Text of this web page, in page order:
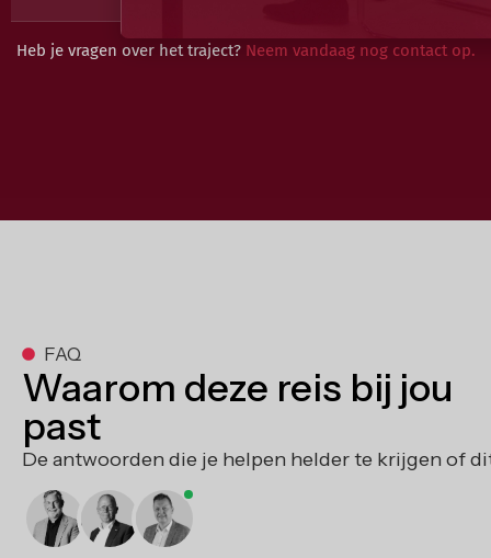
Heb je vragen over het traject? Neem vandaag nog contact op.
FAQ
Waarom deze reis bij jou
past
De antwoorden die je helpen helderte krijgen of